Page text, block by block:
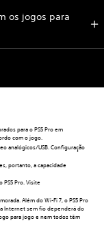
os jogos para
para o PS5 Pro em
com o jogo.
analógicos/USB. Configuração
portanto, a capacidade
Pro. Visite
Além do Wi-Fi 7, o PS5 Pro
Internet sem fio dependerá do
para jogo e nem todos têm